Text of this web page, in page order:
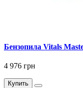
Бензопила Vitals
4 976 грн
Купить